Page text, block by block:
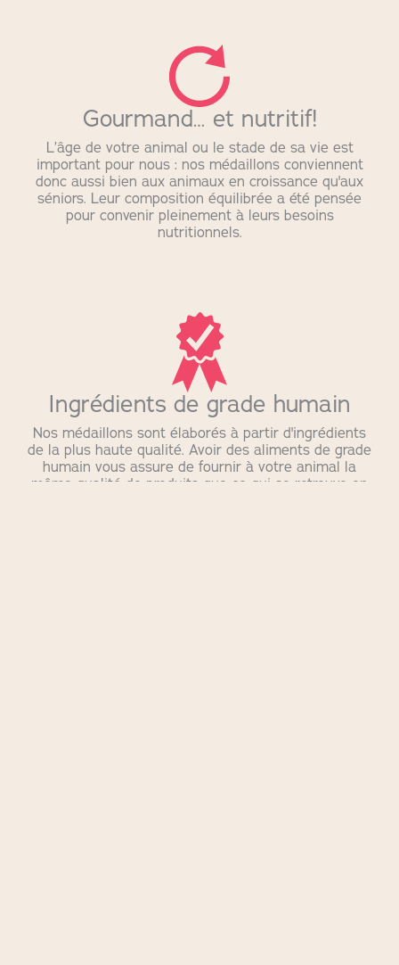
Gourmand… et nutritif!
L’âge de votre animal ou le stade de sa vie est
important pour nous : nos médaillons conviennent
donc aussi bien aux animaux en croissance qu'aux
séniors. Leur composition équilibrée a été pensée
pour convenir pleinement à leurs besoins
nutritionnels.
Ingrédients de grade humain
Nos médaillons sont élaborés à partir d'ingrédients
de la plus haute qualité. Avoir des aliments de grade
humain vous assure de fournir à votre animal la
même qualité de produits que ce qui se retrouve en